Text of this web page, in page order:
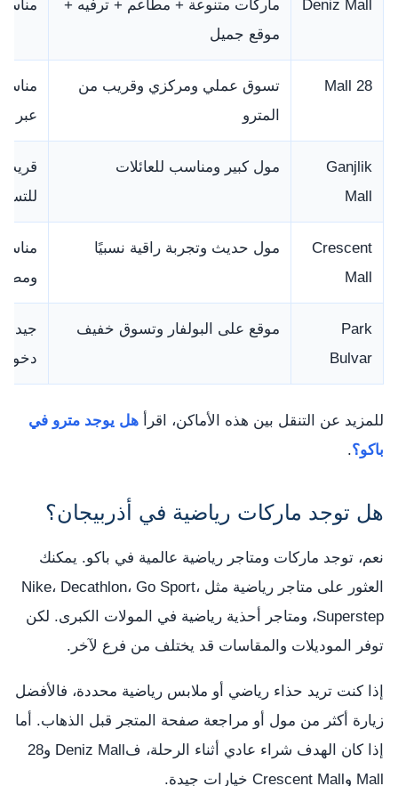
Deniz Mall
ماركات متنوعة + مطاعم + ترفيه +
موقع جميل
28 Mall
تسوق عملي ومركزي وقريب من
المترو
عبر 28 May.
Ganjlik
Mall
مول كبير ومناسب للعائلات
Crescent
Mall
مول حديث وتجربة راقية نسبيًا
Park
Bulvar
موقع على البولفار وتسوق خفيف
جيد
للمزيد عن التنقل بين هذه الأماكن، اقرأ هل يوجد مترو في
باكو؟.
هل توجد ماركات رياضية في أذربيجان؟
نعم، توجد ماركات ومتاجر رياضية عالمية في باكو. يمكنك
العثور على متاجر رياضية مثل Nike، Decathlon، Go Sport،
Superstep، ومتاجر أحذية رياضية في المولات الكبرى. لكن
توفر الموديلات والمقاسات قد يختلف من فرع لآخر.
إذا كنت تريد حذاء رياضي أو ملابس رياضية محددة، فالأفضل
زيارة أكثر من مول أو مراجعة صفحة المتجر قبل الذهاب. أما
إذا كان الهدف شراء عادي أثناء الرحلة، فDeniz Mall و28
Mall وCrescent Mall خيارات جيدة.